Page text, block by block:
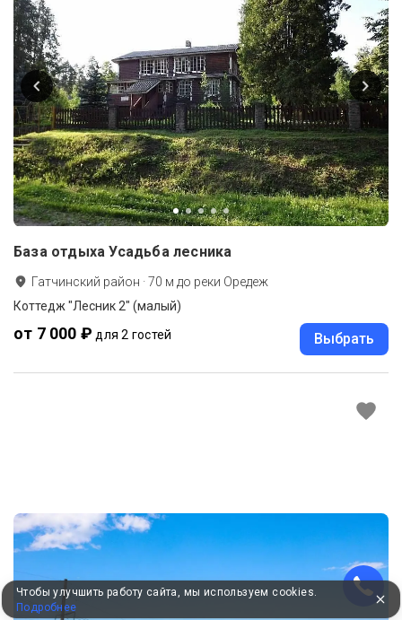
База отдыха Усадьба лесника
Гатчинский район ·70 м до реки Оредеж
Коттедж "Лесник 2" (малый)
от 7 000 ₽ для 2 гостей Выбрать
Чтобы улучшить работу сайта, мы используем cookies.
Подробнее